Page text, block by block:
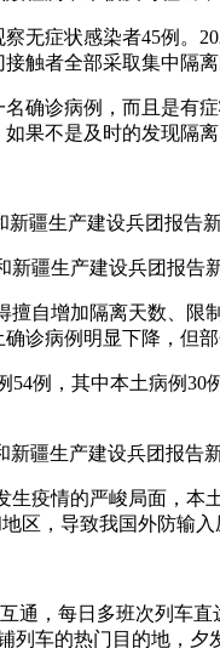
无症状感染者45例。
触者全部采取集中隔
确诊病例，而且是有
果不是及时的发现隔
疆生产建设兵团报告
疆生产建设兵团报告
擅自增加隔离天数、
诊病例明显下降，但
例，其中本土病例
疆生产建设兵团报告
生疫情的严峻局面，
区，导致我国外防输入
通，每日多班次列车
车的热门目的地，